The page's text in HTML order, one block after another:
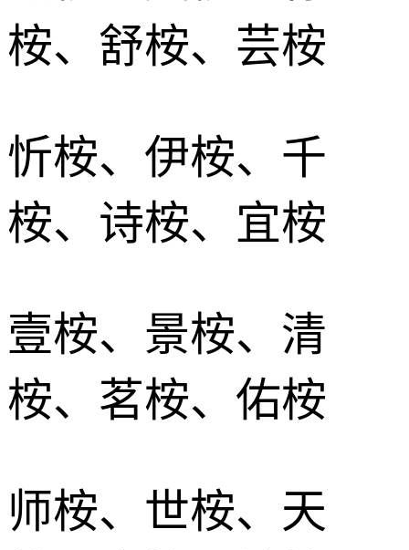
桉、舒桉、芸桉
忻桉、伊桉、千
桉、诗桉、宜桉
壹桉、景桉、清
桉、茗桉、佑桉
师桉、世桉、天